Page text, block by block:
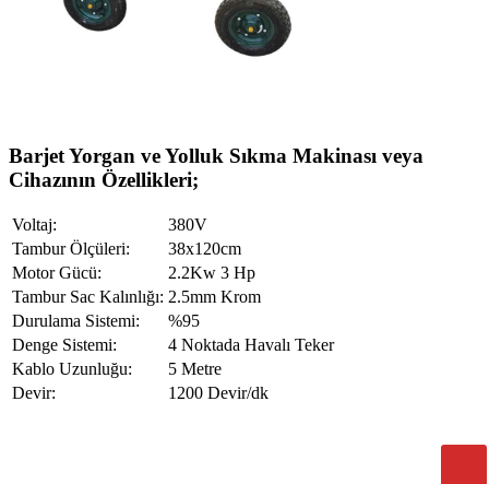
Barjet Yorgan ve Yolluk Sıkma Makinası veya
Cihazının Özellikleri;
Voltaj:
380V
Tambur Ölçüleri:
38x120cm
Motor Gücü:
2.2Kw 3 Hp
Tambur Sac Kalınlığı: 2.5mm Krom
Durulama Sistemi:
%95
Denge Sistemi:
4 Noktada Havalı Teker
Kablo Uzunluğu:
5 Metre
Devir:
1200 Devir/dk